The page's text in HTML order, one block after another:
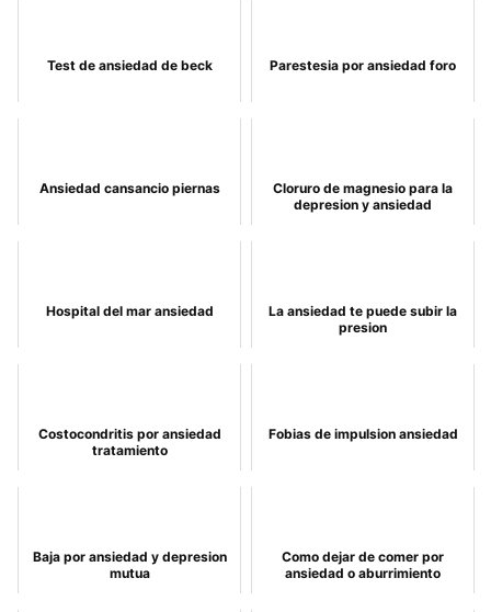
Test de ansiedad de beck Parestesia por ansiedad foro
Ansiedad cansancio piernas
Cloruro de magnesio para la
depresion y ansiedad
Hospital del mar ansiedad
La ansiedad te puede subir la
presion
Costocondritis por ansiedad
tratamiento
Fobias de impulsion ansiedad
Baja por ansiedad y depresion
mutua
Como dejar de comer por
ansiedad o aburrimiento